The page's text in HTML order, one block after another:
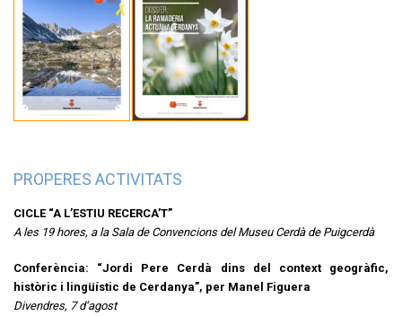
PROPERES ACTIVITATS
CICLE “A L’ESTIU RECERCA’T”
A les 19 hores, a la Sala de Convencions del Museu Cerdà de Puigcerdà
Conferència: “Jordi Pere Cerdà dins del context geogràfic,
històric i lingüístic de Cerdanya”, per Manel Figuera
Divendres, 7 d’agost